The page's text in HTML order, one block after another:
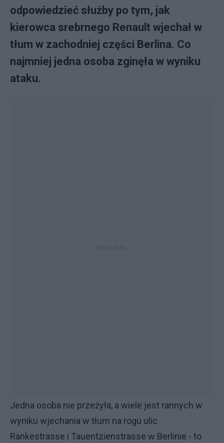
odpowiedzieć służby po tym, jak
kierowca srebrnego Renault wjechał w
tłum w zachodniej części Berlina. Co
najmniej jedna osoba zginęła w wyniku
ataku.
Jedna osoba nie przeżyła, a wiele jest rannych w
wyniku wjechania w tłum na rogu ulic
Rankestrasse i Tauentzienstrasse w Berlinie - to